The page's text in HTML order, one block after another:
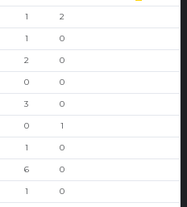
1 2
1 0
2 0
0 0
3 0
0 1
1 0
6 0
1 0